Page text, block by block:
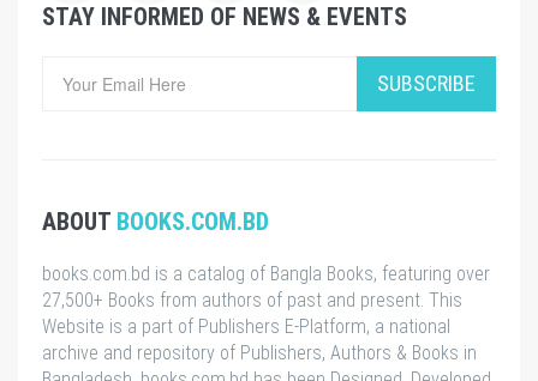
STAY INFORMED OF NEWS & EVENTS
SUBSCRIBE
ABOUT BOOKS.COM.BD
books.com.bd is a catalog of Bangla Books, featuring over
27,500+ Books from authors of past and present. This
Website is a part of Publishers E-Platform, a national
archive and repository of Publishers, Authors & Books in